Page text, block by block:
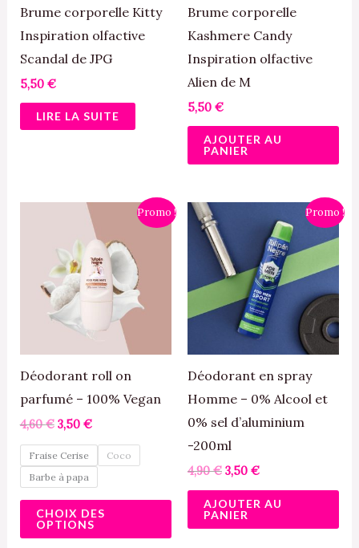
Brume corporelle Kitty
Inspiration olfactive
Scandal de JPG
5,50 €
LIRE LA SUITE
Brume corporelle
Kashmere Candy
Inspiration olfactive
Alien de M
5,50 €
AJOUTER AU
PANIER
Promo !
Déodorant roll on
parfumé – 100% Vegan
4,60€
était :
4,60 €.
3,50 €
prix
actuel
est :
3,50 €.
Fraise Cerise
Coco
Barbe à papa
CHOIX DES
OPTIONS
Ce
produit
plusieurs
variations.
options
peuvent
être
choisies
sur
page
produit
Promo !
Déodorant en spray
Homme – 0% Alcool et
0% sel d’aluminium
-200ml
4,90€
initial
était :
4,90 €.
3,50 €
prix
actuel
est :
3,50 €.
AJOUTER AU
PANIER